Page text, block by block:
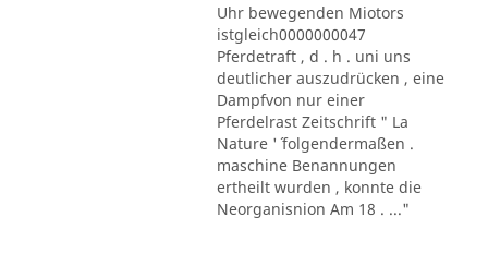
Uhr bewegenden Miotors
istgleich0000000047
Pferdetraft , d . h . uni uns
deutlicher auszudrücken , eine
Dampfvon nur einer
Pferdelrast Zeitschrift " La
Nature '´ folgendermaßen .
maschine Benannungen
ertheilt wurden , konnte die
Neorganisnion Am 18 . ..."